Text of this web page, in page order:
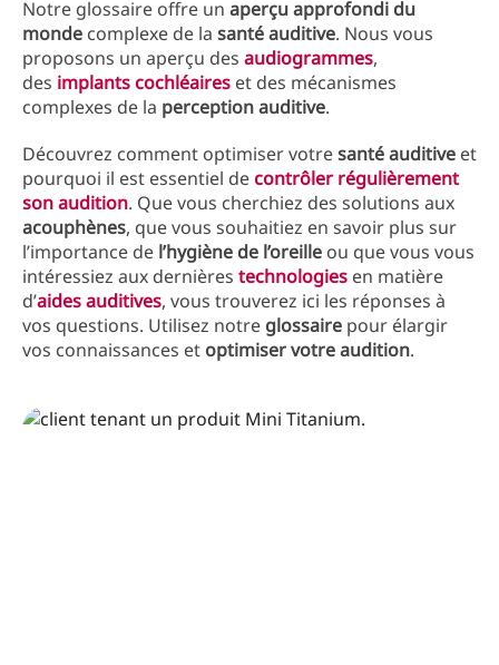
Notre glossaire offre un aperçu approfondi du
monde complexe de la santé auditive. Nous vous
proposons un aperçu des audiogrammes,
des implants cochléaires et des mécanismes
complexes de la perception auditive.
Découvrez comment optimiser votresanté auditive et
pourquoi il est essentiel decontrôler régulièrement
son audition. Que vous cherchiez des solutions aux
acouphènes, que vous souhaitiez en savoir plus sur
l’importance de l’hygiène de l’oreille ou que vous vous
intéressiez aux dernières technologies en matière
d’aides auditives, vous trouverez ici les réponses à
vos questions. Utilisez notre glossaire pour élargir
vos connaissances et optimiser votre audition.